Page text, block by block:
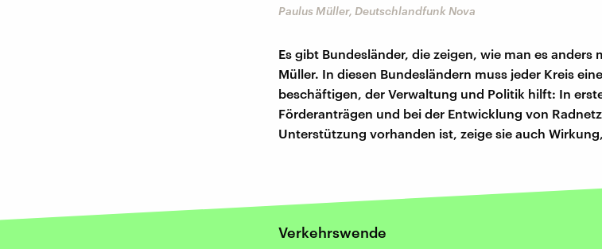
Paulus Müller, Deutschlandfunk Nova
Es gibt Bundesländer, die zeigen, wie man es anders
Müller. In diesen Bundesländern muss jeder Kreis
beschäftigen, der Verwaltung und Politik hilft: In
Förderanträgen und bei der Entwicklung von
Unterstützung vorhanden ist, zeige sie auch
Verkehrswende